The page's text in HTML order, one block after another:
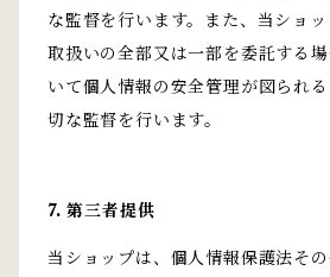
な監督を行います。また、当ショ
取扱いの全部又は一部を委託する
いて個人情報の安全管理が図られ
切な監督を行います。
7. 第三者提供
当ショップは、個人情報保護法そ